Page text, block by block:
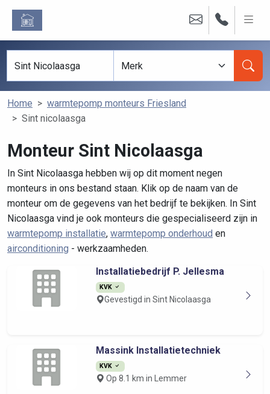
Home
warmtepomp monteurs Friesland
Sint nicolaasga
Monteur Sint Nicolaasga
In Sint Nicolaasga hebben wij op dit moment negen
monteurs in ons bestand staan. Klik op de naam van de
monteur om de gegevens van het bedrijf te bekijken. In Sint
Nicolaasga vind je ook monteurs die gespecialiseerd zijn in
warmtepomp installatie, warmtepomp onderhoud en
airconditioning - werkzaamheden.
Installatiebedrijf P. Jellesma
KVK
Gevestigd in Sint Nicolaasga
Massink Installatietechniek
KVK
Op 8.1 km in Lemmer